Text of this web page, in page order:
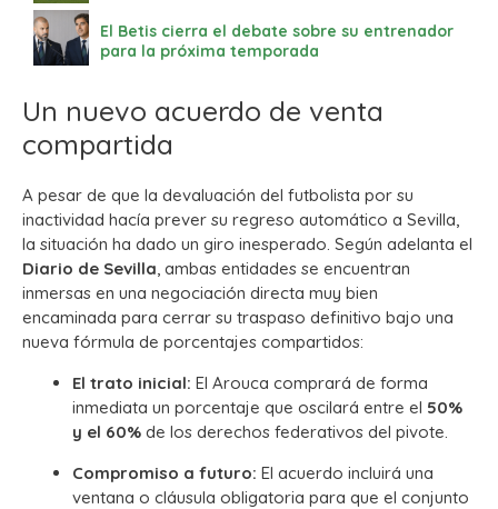
El Betis cierra el debate sobre su entrenador
para la próxima temporada
Un nuevo acuerdo de venta
compartida
A pesar de que la devaluación del futbolista por su
inactividad hacía prever su regreso automático a Sevilla,
la situación ha dado un giro inesperado. Según adelanta el
Diario de Sevilla, ambas entidades se encuentran
inmersas en una negociación directa muy bien
encaminada para cerrar su traspaso definitivo bajo una
nueva fórmula de porcentajes compartidos:
El trato inicial: El Arouca comprará de forma
inmediata un porcentaje que oscilará entre el 50%
y el 60% de los derechos federativos del pivote.
Compromiso a futuro: El acuerdo incluirá una
ventana o cláusula obligatoria para que el conjunto